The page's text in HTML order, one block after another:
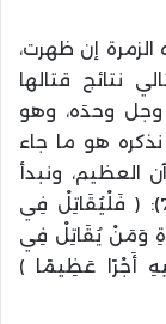
إن ظهرت،
نتائج قتالها
وجل وحدَه، وهو
هو ما جاء
العظيم، ونبدأ
الذكر بقول الله في سورة النساء آية (74): ﴿ فَلْيُقَاتِلْ فِي
وَمَنْ يُقَاتِلْ فِي
أَجْرًا عَظِيمًا ﴾